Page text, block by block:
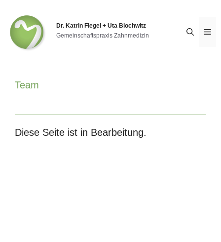
springen
Dr. Katrin Flegel + Uta Blochwitz
Gemeinschaftspraxis Zahnmedizin
Team
Diese Seite ist in Bearbeitung.